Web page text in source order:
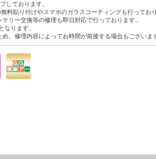
しております。
料貼り付けやスマホのガラスコーティングも行っており
リー交換等の修理も即日対応で行っております。
なります。
、修理内容によってお時間が前後する場合もございま